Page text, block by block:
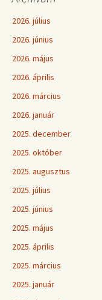
2026. július
2026. június
2026. május
2026. április
2026. március
2026. január
2025. december
2025. október
2025. augusztus
2025. július
2025. június
2025. május
2025. április
2025. március
2025. január